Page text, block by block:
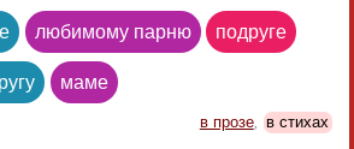
любимому парню подруге
маме
в прозе, в стихах